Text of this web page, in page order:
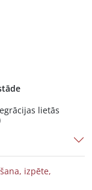
lietās
izpēte,